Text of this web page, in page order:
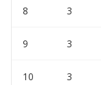
8 3
9 3
10 3